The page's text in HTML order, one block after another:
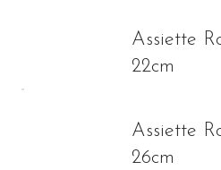
Assiette
22cm
Assiette
26cm